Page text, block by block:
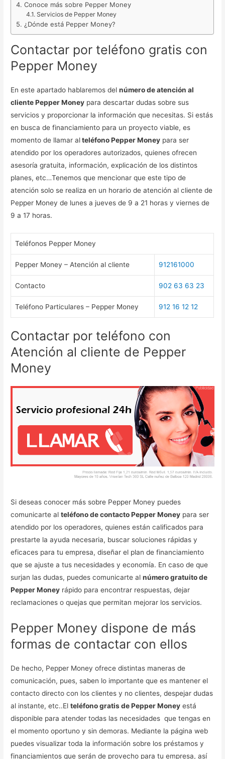
Conoce más sobre Pepper Money
Servicios de Pepper Money
¿Dónde está Pepper Money?
Contactar por teléfono gratis con
Pepper Money
En este apartado hablaremos delnúmero de atención al
cliente Pepper Money para descartar dudas sobre sus
servicios y proporcionar la información que necesitas. Si estás
en busca de financiamiento para un proyecto viable, es
momento de llamar alteléfono Pepper Money para ser
atendido por los operadores autorizados, quienes ofrecen
asesoría gratuita, información, explicación de los distintos
planes, etc…Tenemos que mencionar que este tipo de
atención solo se realiza en un horario de atención al cliente de
Pepper Money de lunes a jueves de 9 a 21 horas y viernes de
9 a 17 horas.
Teléfonos Pepper Money
Pepper Money – Atención al cliente 912161000
Contacto 902 63 63 23
Teléfono Particulares – Pepper Money 912 16 12 12
Contactar por teléfono con
Atención al cliente de Pepper
Money
Si deseas conocer más sobre Pepper Money puedes
comunicarte alteléfono de contacto Pepper Money para ser
atendido por los operadores, quienes están calificados para
prestarte la ayuda necesaria, buscar soluciones rápidas y
eficaces para tu empresa, diseñar el plan de financiamiento
que se ajuste a tus necesidades y economía. En caso de que
surjan las dudas, puedes comunicarte alnúmero gratuito de
Pepper Money rápido para encontrar respuestas, dejar
reclamaciones o quejas que permitan mejorar los servicios.
Pepper Money dispone de más
formas de contactar con ellos
De hecho, Pepper Money ofrece distintas maneras de
comunicación, pues, saben lo importante que es mantener el
contacto directo con los clientes y no clientes, despejar dudas
al instante, etc..Elteléfono gratis de Pepper Money está
disponible para atender todas las necesidades que tengas en
el momento oportuno y sin demoras. Mediante la página web
puedes visualizar toda la información sobre los préstamos y
financiamientos que serán de provecho para tu empresa, así